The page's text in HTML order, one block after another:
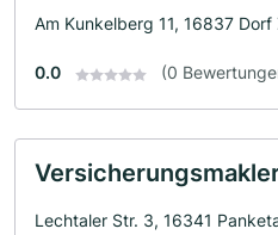
Am Kunkelberg 11, 16837 Dorf
0.0 (0
Lechtaler Str. 3, 16341